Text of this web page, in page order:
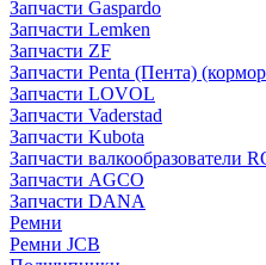
Запчасти Gaspardo
Запчасти Lemken
Запчасти ZF
Запчасти Penta (Пента)
Запчасти LOVOL
Запчасти Vaderstad
Запчасти Kubota
Запчасти валкообразователи
Запчасти AGCO
Запчасти DANA
Ремни
Ремни JCB